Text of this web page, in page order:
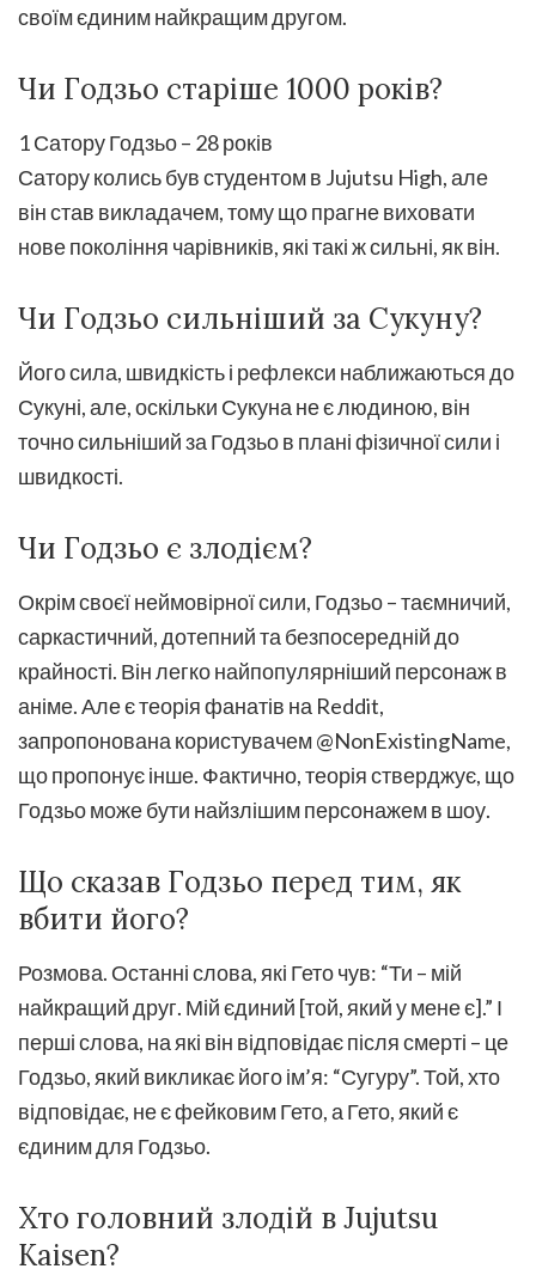
своїм єдиним найкращим другом.
Чи Годзьо старіше 1000 років?
1 Сатору Годзьо – 28 років
Сатору колись був студентом в Jujutsu High, але
він став викладачем, тому що прагне виховати
нове покоління чарівників, які такі ж сильні, як він.
Чи Годзьо сильніший за Сукуну?
Його сила, швидкість і рефлекси наближаються до
Сукуні, але, оскільки Сукуна не є людиною, він
точно сильніший за Годзьо в плані фізичної сили і
швидкості.
Чи Годзьо є злодієм?
Окрім своєї неймовірної сили, Годзьо – таємничий,
саркастичний, дотепний та безпосередній до
крайності. Він легко найпопулярніший персонаж в
аніме. Але є теорія фанатів на Reddit,
запропонована користувачем @NonExistingName,
що пропонує інше. Фактично, теорія стверджує, що
Годзьо може бути найзлішим персонажем в шоу.
Що сказав Годзьо перед тим, як
вбити його?
Розмова. Останні слова, які Гето чув: “Ти – мій
найкращий друг. Мій єдиний [той, який у мене є].” І
перші слова, на які він відповідає після смерті – це
Годзьо, який викликає його ім’я: “Сугуру”. Той, хто
відповідає, не є фейковим Гето, а Гето, який є
єдиним для Годзьо.
Хто головний злодій в Jujutsu
Kaisen?